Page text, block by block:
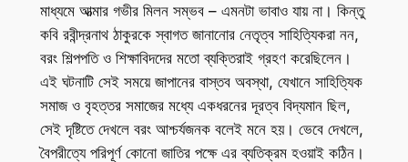
মাধ্যমে আত্মার গভীর মিলন সম্ভব – এমনটা ভাবাও যায় না। কিন্তু
কবি রবীন্দ্রনাথ ঠাকুরকে স্বাগত জানানোর নেতৃত্ব সাহিত্যিকরা নন,
বরং শিল্পপতি ও শিক্ষাবিদদের মতো ব্যক্তিরাই গ্রহণ করেছিলেন।
এই ঘটনাটি সেই সময়ে জাপানের বাস্তব অবস্থা, যেখানে সাহিত্যিক
সমাজ ও বৃহত্তর সমাজের মধ্যে একধরনের দূরত্ব বিদ্যমান ছিল,
সেই দৃষ্টিতে দেখলে বরং আশ্চর্যজনক বলেই মনে হয়। ভেবে দেখলে,
বৈপরীত্যে পরিপূর্ণ কোনো জাতির পক্ষে এর ব্যতিক্রম হওয়াই কঠিন।